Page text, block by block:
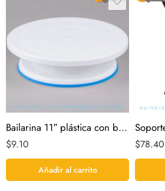
Bailarina 11″ plástica con base antideslizante
$9.10
Añadir al carrito
$78.40